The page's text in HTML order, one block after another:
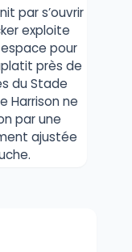
par s’ouvrir
exploite
pour
près de
du Stade
Harrison ne
par une
ajustée